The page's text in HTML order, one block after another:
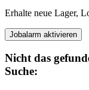
Erhalte neue Lager,
Jobalarm aktivieren
Nicht das
Suche: